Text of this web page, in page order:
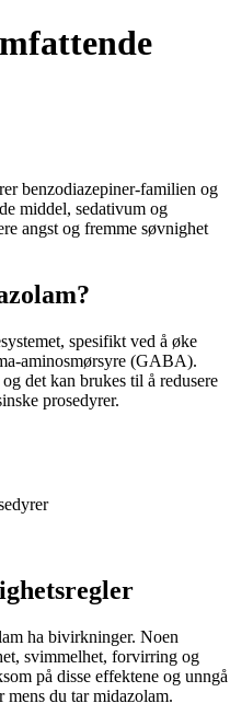
benzodiazepiner-familien og
middel, sedativum og
angst og fremme søvnighet
spesifikt ved å øke
aminosmørsyre (GABA).
det kan brukes til å redusere
prosedyrer.
ha bivirkninger. Noen
svimmelhet, forvirring og
på disse effektene og unngå
du tar midazolam.